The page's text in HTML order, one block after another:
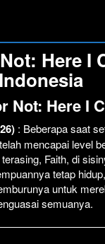
Here I
Indonesia
Here I
: Beberapa saat
mencapai level
Faith, di
tetap
untuk
semuanya.